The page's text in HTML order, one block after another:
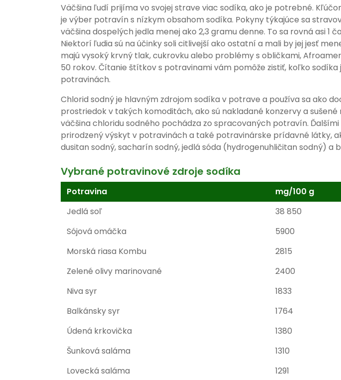
Väčšina ľudí prijíma vo svojej strave viac sodíka, ako je potrebné.
je výber potravín s nízkym obsahom sodíka. Pokyny týkajúce sa
väčšina dospelých jedla menej ako 2,3 gramu denne. To sa rovná asi 1
Niektorí ľudia sú na účinky soli citlivejší ako ostatní a mali by jej jesť
majú vysoký krvný tlak, cukrovku alebo problémy s obličkami,
50 rokov. Čítanie štítkov s potravinami vám pomôže zistiť, koľko
potravinách.
Chlorid sodný je hlavným zdrojom sodíka v potrave a používa sa ako
prostriedok v takých komoditách, ako sú nakladané konzervy a
väčšina chloridu sodného pochádza zo spracovaných potravín. Ďalšími
prirodzený výskyt v potravinách a také potravinárske prídavné látky,
dusitan sodný, sacharín sodný, jedlá sóda (hydrogenuhličitan sodný) a
Vybrané potravinové zdroje sodíka
Potravina mg/100 g
Jedlá soľ
38 850
Sójová omáčka
5900
Morská riasa Kombu
2815
Zelené olivy marinované
2400
Niva syr
1833
Balkánsky syr
1764
Údená krkovička
1380
Šunková saláma
1310
Lovecká saláma
1291